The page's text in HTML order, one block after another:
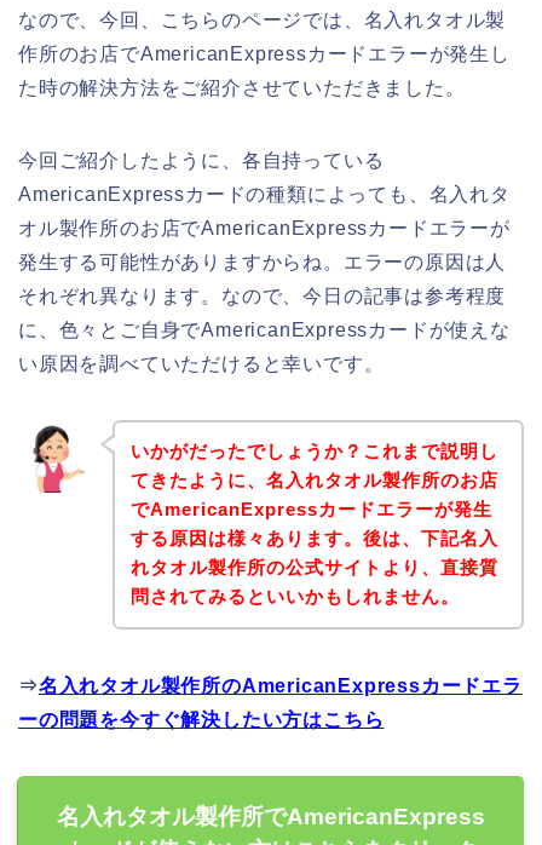
なので、今回、こちらのページでは、名入れタオル製
作所のお店でAmericanExpressカードエラーが発生し
た時の解決方法をご紹介させていただきました。
今回ご紹介したように、各自持っている
AmericanExpressカードの種類によっても、名入れタ
オル製作所のお店でAmericanExpressカードエラーが
発生する可能性がありますからね。エラーの原因は人
それぞれ異なります。なので、今日の記事は参考程度
に、色々とご自身でAmericanExpressカードが使えな
い原因を調べていただけると幸いです。
いかがだったでしょうか？これまで説明し
てきたように、名入れタオル製作所のお店
でAmericanExpressカードエラーが発生
する原因は様々あります。後は、下記名入
れタオル製作所の公式サイトより、直接質
問されてみるといいかもしれません。
⇒名入れタオル製作所のAmericanExpressカードエラ
ーの問題を今すぐ解決したい方はこちら
名入れタオル製作所でAmericanExpress